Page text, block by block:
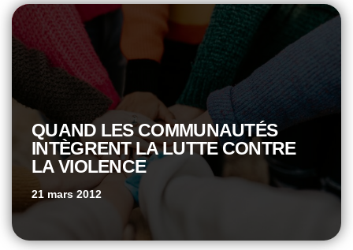
QUAND LES COMMUNAUTÉS
INTÈGRENT LA LUTTE CONTRE
LA VIOLENCE
21 mars 2012